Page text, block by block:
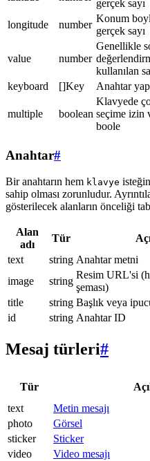
gerçek sayı
longitude number
Konum
gerçek sayı
value number
Genellikle
kullanılan
keyboard []Key Anahtar
multiple boolean
Klavyede
seçime izin
boole
Anahtar#
Bir anahtarın hem klavye
sahip olması zorunludur.
gösterilecek alanların önceliği
Alan
adı
Tür
text
string Anahtar metni
image
string
Resim URL'si
şeması)
title
string Başlık veya
id
string Anahtar ID
Mesaj türleri#
Tür
text
Metin mesajı
photo
Görsel
sticker
Sticker
video
Video mesajı